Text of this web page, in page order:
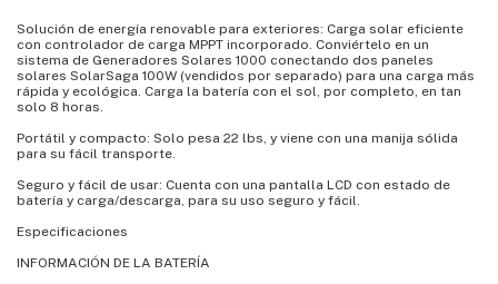
Solución de energía renovable para exteriores: Carga solar eficiente
con controlador de carga MPPT incorporado. Conviértelo en un
sistema de Generadores Solares 1000 conectando dos paneles
solares SolarSaga 100W (vendidos por separado) para una carga más
rápida y ecológica. Carga la batería con el sol, por completo, en tan
solo 8 horas.
Portátil y compacto: Solo pesa 22 lbs, y viene con una manija sólida
para su fácil transporte.
Seguro y fácil de usar: Cuenta con una pantalla LCD con estado de
batería y carga/descarga, para su uso seguro y fácil.
Especificaciones
INFORMACIÓN DE LA BATERÍA